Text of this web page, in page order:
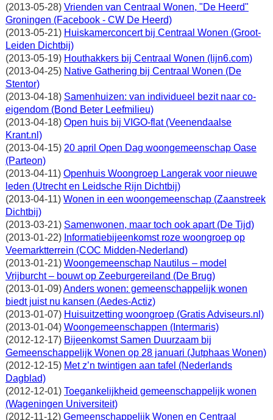
(2013-05-28) Vrienden van Centraal Wonen, "De Heerd"
Groningen (Facebook - CW De Heerd)
(2013-05-21) Huiskamerconcert bij Centraal Wonen (Groot-
Leiden Dichtbij)
(2013-05-19) Houthakkers bij Centraal Wonen (lijn6.com)
(2013-04-25) Native Gathering bij Centraal Wonen (De
Stentor)
(2013-04-18) Samenhuizen: van individueel bezit naar co-
eigendom (Bond Beter Leefmilieu)
(2013-04-18) Open huis bij VIGO-flat (Veenendaalse
Krant.nl)
(2013-04-15) 20 april Open Dag woongemeenschap Oase
(Parteon)
(2013-04-11) Openhuis Woongroep Langerak voor nieuwe
leden (Utrecht en Leidsche Rijn Dichtbij)
(2013-04-11) Wonen in een woongemeenschap (Zaanstreek
Dichtbij)
(2013-03-21) Samenwonen, maar toch ook apart (De Tijd)
(2013-01-22) Informatiebijeenkomst roze woongroep op
Veemarktterrein (COC Midden-Nederland)
(2013-01-21) Woongemeenschap Nautilus – model
Vrijburcht – bouwt op Zeeburgereiland (De Brug)
(2013-01-09)Anders wonen: gemeenschappelijk wonen
biedt juist nu kansen (Aedes-Actiz)
(2013-01-07) Huisuitzetting woongroep (Gratis Adviseurs.nl)
(2013-01-04) Woongemeenschappen (Intermaris)
(2012-12-17) Bijeenkomst Samen Duurzaam bij
Gemeenschappelijk Wonen op 28 januari (Jutphaas Wonen)
(2012-12-15) Met z’n twintigen aan tafel (Nederlands
Dagblad)
(2012-12-01) Toegankelijkheid gemeenschappelijk wonen
(Wageningen Universiteit)
(2012-11-12) Gemeenschappelijk Wonen en Centraal